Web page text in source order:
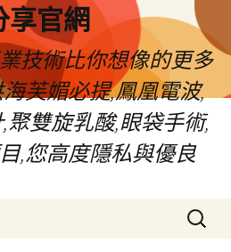
享官網
技術比你想像的更多
芙媚必提,鳳凰電波,
聚雙旋乳酸,眼袋手術,
,您高度隱私與優良
搜
尋